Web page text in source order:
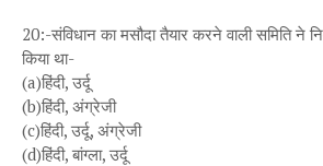
20:-संविधान का मसौदा तैयार करने वाली समिति ने
किया था-
(a)हिंदी, उर्दू
(b)हिंदी, अंग्रेजी
(c)हिंदी, उर्दू, अंग्रेजी
(d)हिंदी, बांग्ला, उर्दू